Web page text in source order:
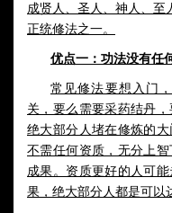
成贤人、圣人、神人、至
正统修法之一。
优点一：功法没有任
常见修法要想入门
关，要么需要采药结丹
绝大部分人堵在修炼的
不需任何资质，无分上
成果。资质更好的人可
果，绝大部分人都是可以